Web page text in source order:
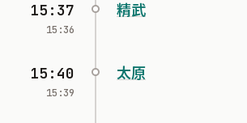
15:37
15:36
精武
15:40
15:39
太原